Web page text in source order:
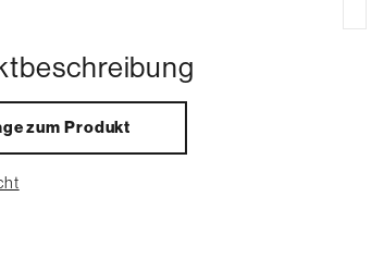
zum Produkt